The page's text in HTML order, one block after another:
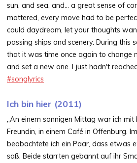
sun, and sea, and... a great sense of
mattered, every move had to be
could daydream, let your thoughts
passing ships and scenery. During this
that it was time once again to change
and set a new one. I just hadn't
#songlyrics
Ich bin hier (2011)
„An einem sonnigen Mittag war ich mit
Freundin, in einem Café in Offenburg.
beobachtete ich ein Paar, dass etwas
saß. Beide starrten gebannt auf ihr